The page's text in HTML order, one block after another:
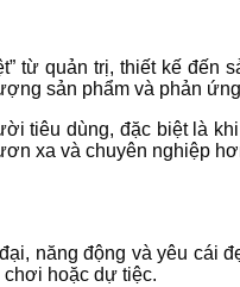
từ quản trị, thiết kế đến
sản phẩm và phản
tiêu dùng, đặc biệt là
xa và chuyên nghiệp
năng động và yêu cái
chơi hoặc dự tiệc.